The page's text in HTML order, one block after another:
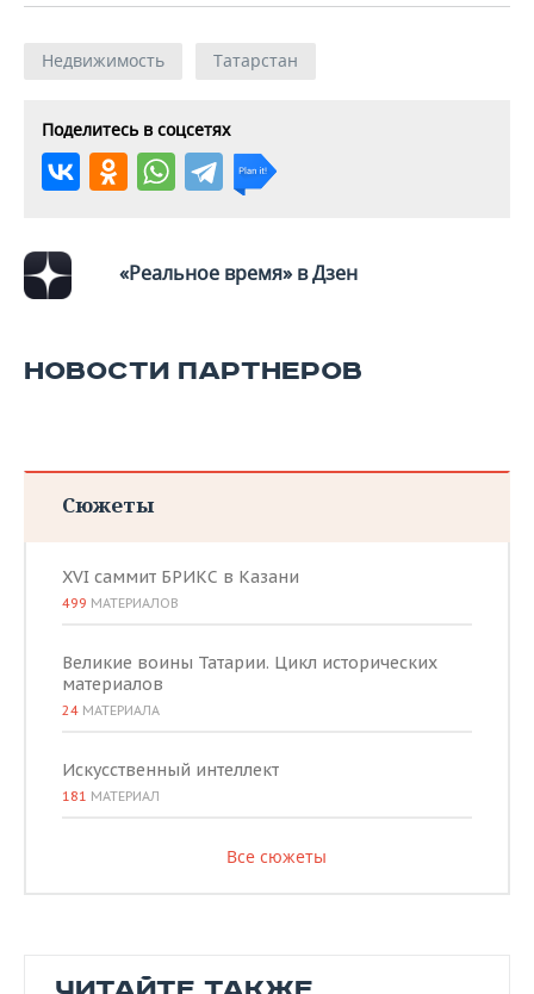
Недвижимость Татарстан
Поделитесь в соцсетях
«Реальное время» в Дзен
НОВОСТИ ПАРТНЕРОВ
Сюжеты
XVI саммит БРИКС в Казани
499 МАТЕРИАЛОВ
Великие воины Татарии. Цикл исторических
материалов
24 МАТЕРИАЛА
Искусственный интеллект
181 МАТЕРИАЛ
Все сюжеты